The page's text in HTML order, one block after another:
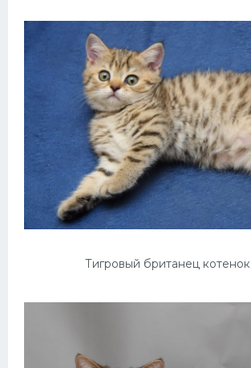
Тигровый британец котенок